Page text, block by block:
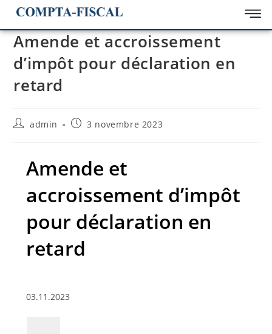
Amende et accroissement
d’impôt pour déclaration en
retard
admin 3 novembre 2023
Amende et
accroissement d’impôt
pour déclaration en
retard
03.11.2023